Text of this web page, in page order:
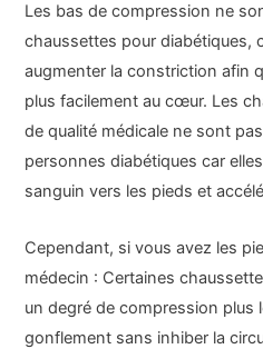
Les bas de compression ne
chaussettes pour diabétiques,
augmenter la constriction afin
plus facilement au cœur. Les
de qualité médicale ne sont
personnes diabétiques car
sanguin vers les pieds et
Cependant, si vous avez les
médecin : Certaines
un degré de compression plus
gonflement sans inhiber la